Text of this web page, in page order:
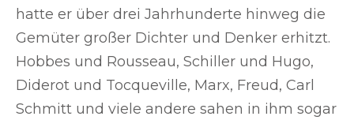
hatte er über drei Jahrhunderte hinweg die
Gemüter großer Dichter und Denker erhitzt.
Hobbes und Rousseau, Schiller und Hugo,
Diderot und Tocqueville, Marx, Freud, Carl
Schmitt und viele andere sahen in ihm sogar